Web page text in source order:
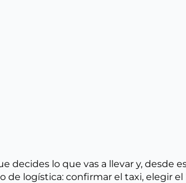
decides lo que vas a llevar y, desde
de logística: confirmar el taxi, elegir